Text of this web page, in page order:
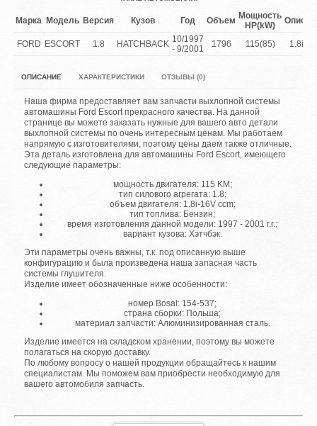
Марка Модель Версия Кузов Год Объем Мощность
HP(kW)
FORD ESCORT 1.8 HATCHBACK 10/1997
- 9/2001
1796 115(85) 1.8i
ОПИСАНИЕ ХАРАКТЕРИСТИКИ ОТЗЫВЫ (0)
Наша фирма предоставляет вам запчасти выхлопной системы
автомашины Ford Escort прекрасного качества. На данной
странице вы можете заказать нужные для вашего авто детали
выхлопной системы по очень интересным ценам. Мы работаем
напрямую с изготовителями, поэтому цены даем также отличные.
Эта деталь изготовлена для автомашины Ford Escort, имеющего
следующие параметры:
мощность двигателя: 115 KM;
тип силового агрегата: 1.8;
объем двигателя: 1.8i-16V ccm;
тип топлива: Бензин;
время изготовления данной модели: 1997 - 2001 г.г.;
вариант кузова: Хэтчбэк.
Эти параметры очень важны, т.к. под описанную выше
конфигурацию и была произведена наша запасная часть
системы глушителя.
Изделие имеет обозначенные ниже особенности:
номер Bosal: 154-537;
страна сборки: Польша;
материал запчасти: Алюминизированная сталь.
Изделие имеется на складском хранении, поэтому вы можете
полагаться на скорую доставку.
По любому вопросу о нашей продукции обращайтесь к нашим
специалистам. Мы поможем вам приобрести необходимую для
вашего автомобиля запчасть.